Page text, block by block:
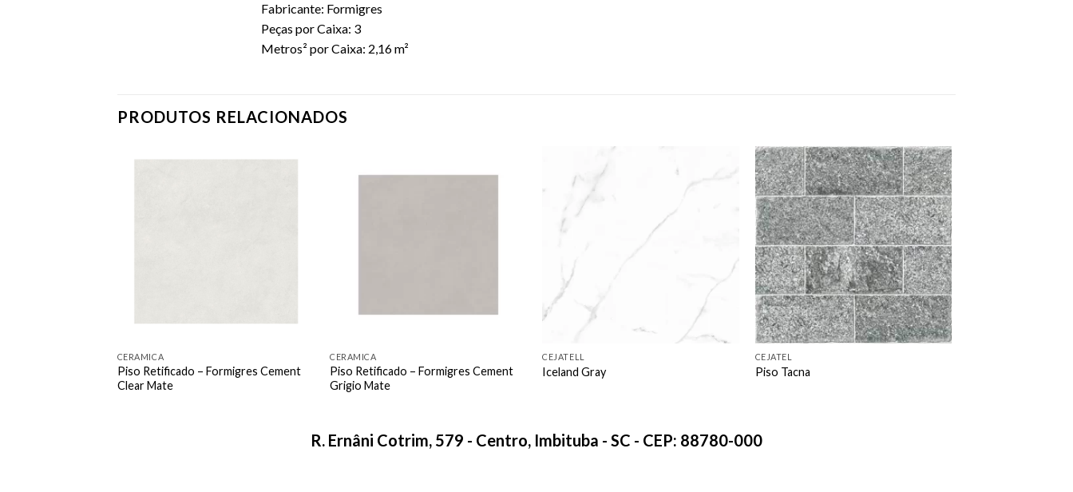
Fabricante: Formigres
Peças por Caixa: 3
Metros² por Caixa: 2,16 m²
PRODUTOS RELACIONADOS
CERAMICA
Piso Retificado – Formigres Cement
Clear Mate
CERAMICA
Piso Retificado – Formigres Cement
Grigio Mate
CEJATELL
Iceland Gray
Adicionar
como
favorito
CEJATEL
Piso Tacna
R. Ernâni Cotrim, 579 - Centro, Imbituba - SC - CEP: 88780-000